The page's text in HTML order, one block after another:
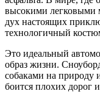
высокими легковыми
дух настоящих
технологичный
Это идеальный
образ жизни.
собаками на природу
боится плохих дорог